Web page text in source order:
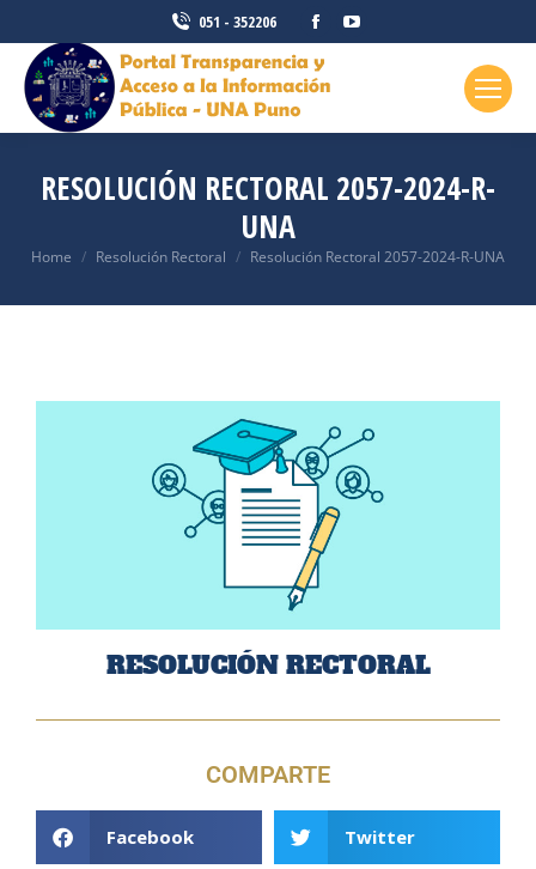
051 - 352206
RESOLUCIÓN RECTORAL 2057-2024-R-
UNA
You are here:
Home Resolución Rectoral Resolución Rectoral 2057-2024-R-UNA
RESOLUCIÓN RECTORAL
COMPARTE
Facebook Twitter